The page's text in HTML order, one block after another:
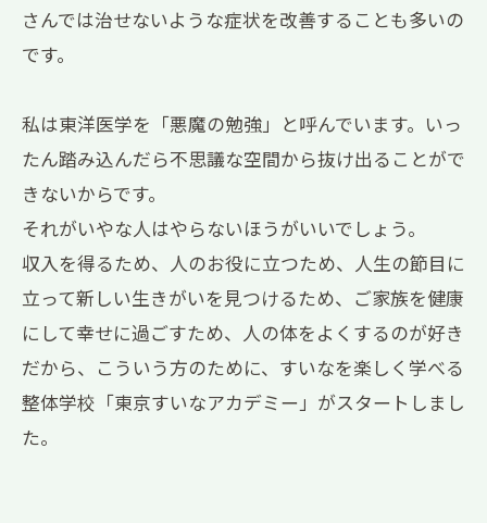
さんでは治せないような症状を改善することも多いの
です。
私は東洋医学を「悪魔の勉強」と呼んでいます。いっ
たん踏み込んだら不思議な空間から抜け出ることがで
きないからです。
それがいやな人はやらないほうがいいでしょう。
収入を得るため、人のお役に立つため、人生の節目に
立って新しい生きがいを見つけるため、ご家族を健康
にして幸せに過ごすため、人の体をよくするのが好き
だから、こういう方のために、すいなを楽しく学べる
整体学校「東京すいなアカデミー」がスタートしまし
た。